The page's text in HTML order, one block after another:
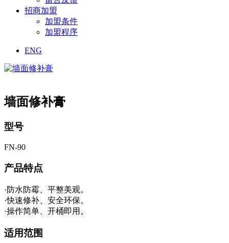
招商加盟
加盟条件
加盟程序
ENG
墙面修补膏
型号
FN-90
产品特点
·防水防霉、平整美观。
·快速修补、安全环保。
·操作简单、开桶即用。
适用范围